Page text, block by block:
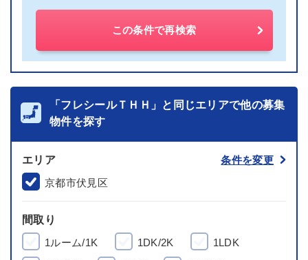
この条件で再検索
「フレシールＴＨＨ」と同じエリアで他の募集
物件を探す
エリア
条件を変更
京都市伏見区
間取り
1ルーム/1K
1DK/2K 1LDK